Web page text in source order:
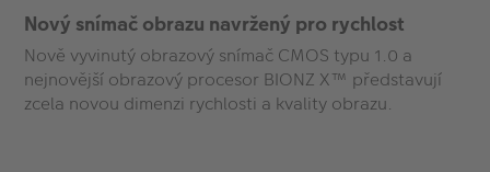
Nový snímač obrazu navržený pro rychlost
Nově vyvinutý obrazový snímač CMOS typu 1.0 a
nejnovější obrazový procesor BIONZ X™ představují
zcela novou dimenzi rychlosti a kvality obrazu.